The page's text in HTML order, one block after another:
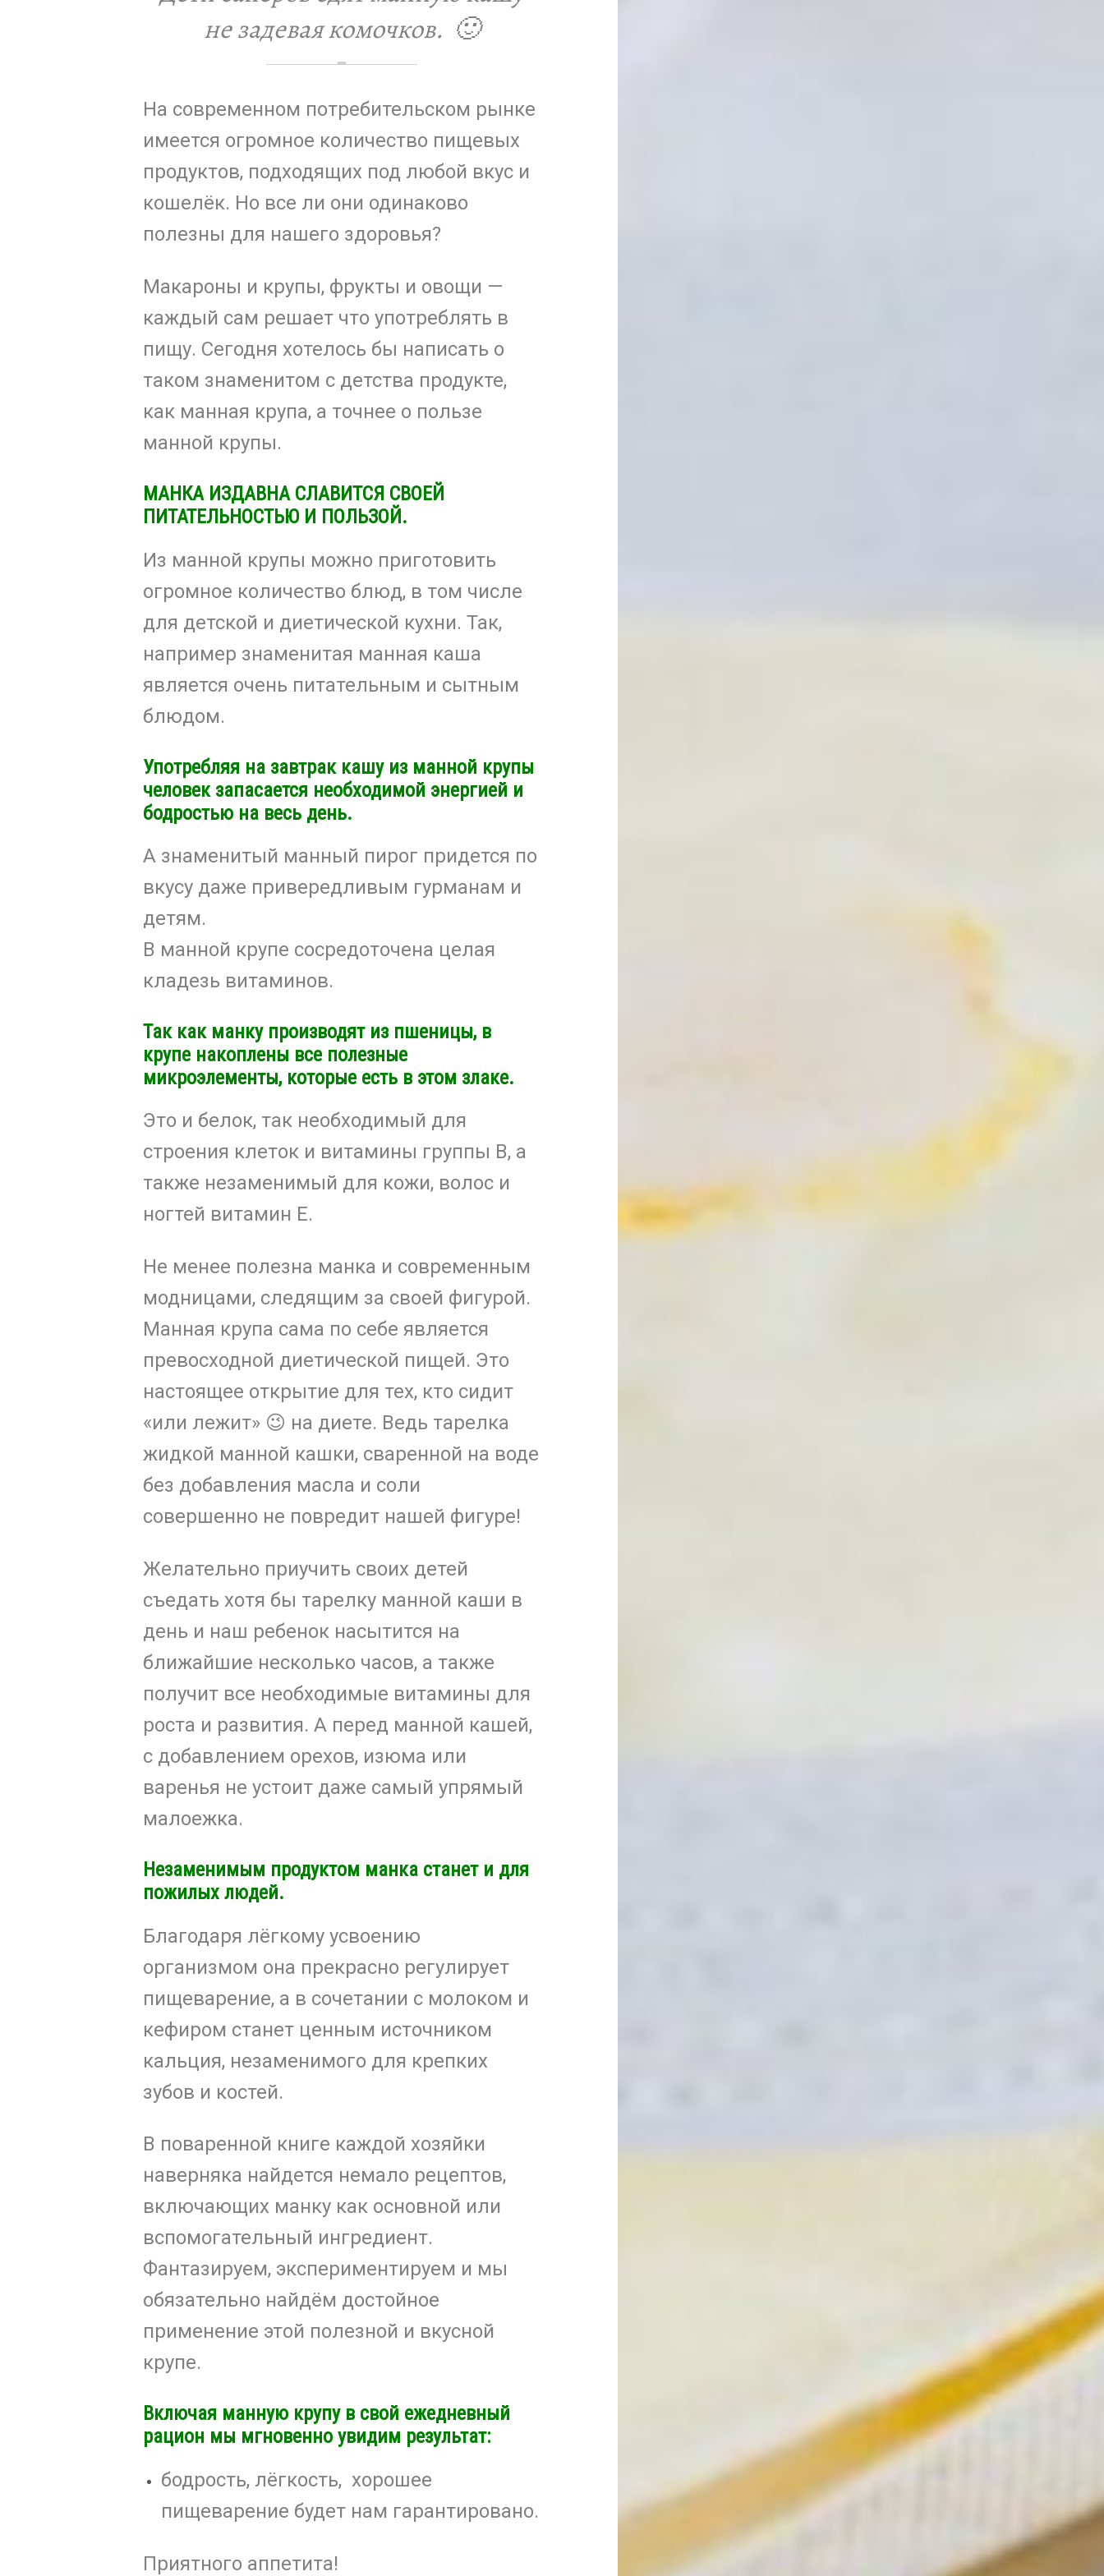
не задевая комочков. 🙂
На современном потребительском рынке
имеется огромное количество пищевых
продуктов, подходящих под любой вкус и
кошелёк. Но все ли они одинаково
полезны для нашего здоровья?
Макароны и крупы, фрукты и овощи —
каждый сам решает что употреблять в
пищу. Сегодня хотелось бы написать о
таком знаменитом с детства продукте,
как манная крупа, а точнее о пользе
манной крупы.
МАНКА ИЗДАВНА СЛАВИТСЯ СВОЕЙ
ПИТАТЕЛЬНОСТЬЮ И ПОЛЬЗОЙ.
Из манной крупы можно приготовить
огромное количество блюд, в том числе
для детской и диетической кухни. Так,
например знаменитая манная каша
является очень питательным и сытным
блюдом.
Употребляя на завтрак кашу из манной крупы
человек запасается необходимой энергией и
бодростью на весь день.
А знаменитый манный пирог придется по
вкусу даже привередливым гурманам и
детям.
В манной крупе сосредоточена целая
кладезь витаминов.
Так как манку производят из пшеницы, в
крупе накоплены все полезные
микроэлементы, которые есть в этом злаке.
Это и белок, так необходимый для
строения клеток и витамины группы В, а
также незаменимый для кожи, волос и
ногтей витамин Е.
Не менее полезна манка и современным
модницами, следящим за своей фигурой.
Манная крупа сама по себе является
превосходной диетической пищей. Это
настоящее открытие для тех, кто сидит
«или лежит» 😉 на диете. Ведь тарелка
жидкой манной кашки, сваренной на воде
без добавления масла и соли
совершенно не повредит нашей фигуре!
Желательно приучить своих детей
съедать хотя бы тарелку манной каши в
день и наш ребенок насытится на
ближайшие несколько часов, а также
получит все необходимые витамины для
роста и развития. А перед манной кашей,
с добавлением орехов, изюма или
варенья не устоит даже самый упрямый
малоежка.
Незаменимым продуктом манка станет и для
пожилых людей.
Благодаря лёгкому усвоению
организмом она прекрасно регулирует
пищеварение, а в сочетании с молоком и
кефиром станет ценным источником
кальция, незаменимого для крепких
зубов и костей.
В поваренной книге каждой хозяйки
наверняка найдется немало рецептов,
включающих манку как основной или
вспомогательный ингредиент.
Фантазируем, экспериментируем и мы
обязательно найдём достойное
применение этой полезной и вкусной
крупе.
Включая манную крупу в свой ежедневный
рацион мы мгновенно увидим результат:
бодрость, лёгкость, хорошее
пищеварение будет нам гарантировано.
Приятного аппетита!